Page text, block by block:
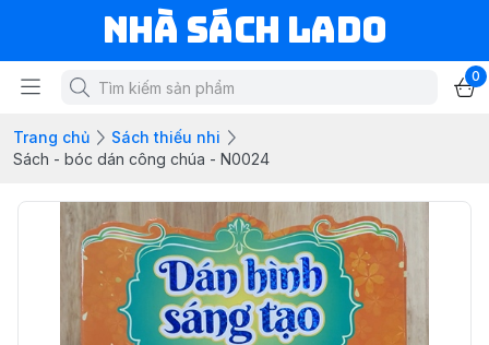
NHÀ SÁCH LADO
0
Trang chủ
Sách thiếu nhi
Sách - bóc dán công chúa - N0024